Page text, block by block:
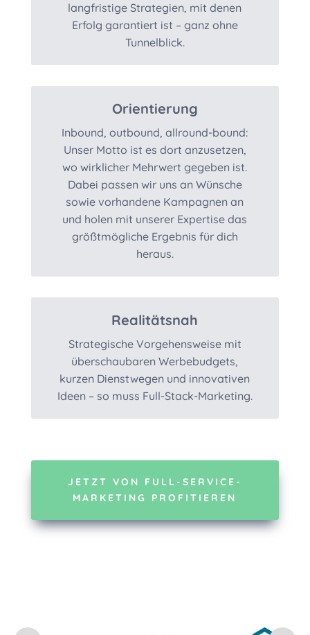
langfristige Strategien, mit denen
Erfolg garantiert ist – ganz ohne
Tunnelblick.
Orientierung
Inbound, outbound, allround-bound:
Unser Motto ist es dort anzusetzen,
wo wirklicher Mehrwert gegeben ist.
Dabei passen wir uns an Wünsche
sowie vorhandene Kampagnen an
und holen mit unserer Expertise das
größtmögliche Ergebnis für dich
heraus.
Realitätsnah
Strategische Vorgehensweise mit
überschaubaren Werbebudgets,
kurzen Dienstwegen und innovativen
Ideen – so muss Full-Stack-Marketing.
JETZT VON FULL-SERVICE-
MARKETING PROFITIEREN